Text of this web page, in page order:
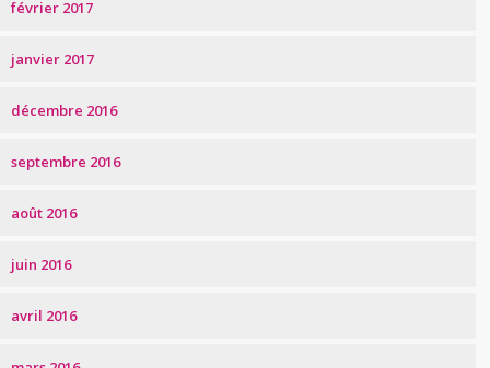
février 2017
janvier 2017
décembre 2016
septembre 2016
août 2016
juin 2016
avril 2016